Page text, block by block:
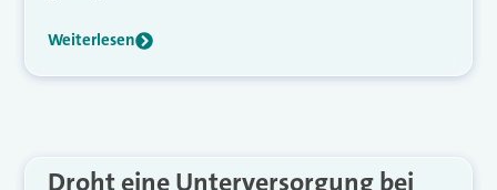
Weiterlesen
Droht eine Unterversorgung bei